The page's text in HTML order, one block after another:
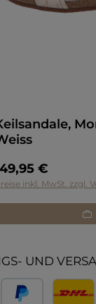
€
inkl. MwSt. zzgl.
UND